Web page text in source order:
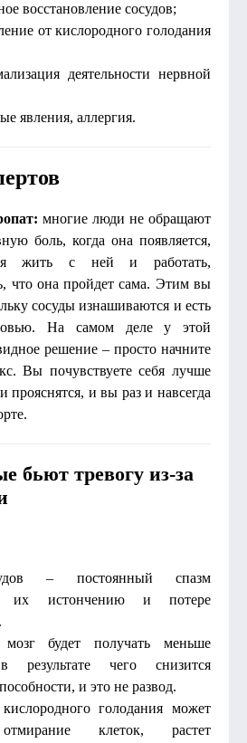
восстановление сосудов;
от кислородного голодания
деятельности нервной
явления, аллергия.
многие люди не обращают
боль, когда она появляется,
жить с ней и работать,
что она пройдет сама. Этим вы
сосуды изнашиваются и есть
На самом деле у этой
решение – просто начните
Вы почувствуете себя лучше
прояснятся, и вы раз и навсегда
бьют тревогу из-за
– постоянный спазм
их истончению и потере
будет получать меньше
результате чего снизится
и это не развод.
голодания может
клеток, растет